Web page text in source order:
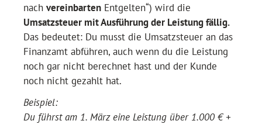
nach vereinbarten Entgelten“) wird die
Umsatzsteuer mit Ausführung der Leistung fällig.
Das bedeutet: Du musst die Umsatzsteuer an das
Finanzamt abführen, auch wenn du die Leistung
noch gar nicht berechnet hast und der Kunde
noch nicht gezahlt hat.
Beispiel:
Du führst am 1. März eine Leistung über 1.000 € +